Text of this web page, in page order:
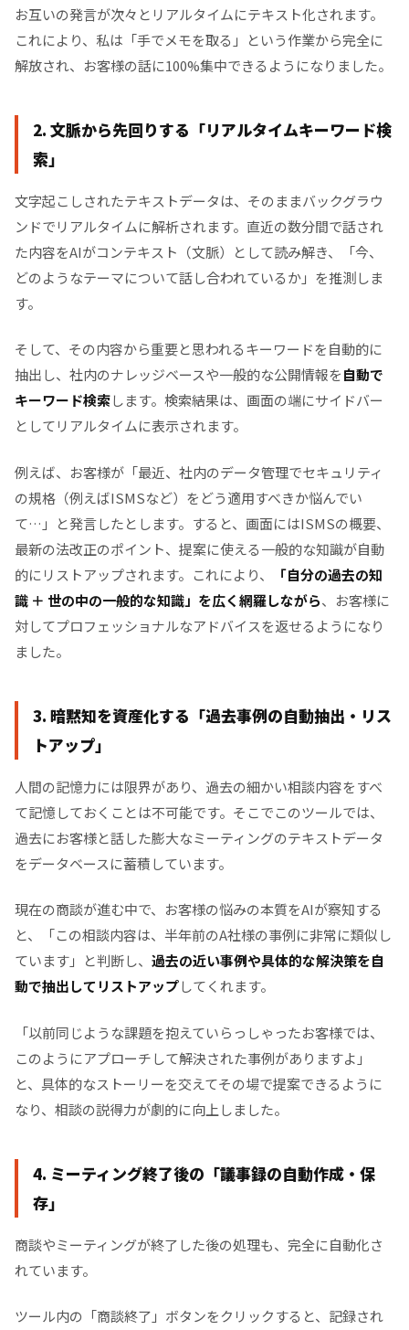
お互いの発言が次々とリアルタイムにテキスト化されます。
これにより、私は「手でメモを取る」という作業から完全に
解放され、お客様の話に100%集中できるようになりました。
2. 文脈から先回りする「リアルタイムキーワード検
索」
文字起こしされたテキストデータは、そのままバックグラウ
ンドでリアルタイムに解析されます。直近の数分間で話され
た内容をAIがコンテキスト（文脈）として読み解き、「今、
どのようなテーマについて話し合われているか」を推測しま
す。
そして、その内容から重要と思われるキーワードを自動的に
抽出し、社内のナレッジベースや一般的な公開情報を自動で
キーワード検索します。検索結果は、画面の端にサイドバー
としてリアルタイムに表示されます。
例えば、お客様が「最近、社内のデータ管理でセキュリティ
の規格（例えばISMSなど）をどう適用すべきか悩んでい
て…」と発言したとします。すると、画面にはISMSの概要、
最新の法改正のポイント、提案に使える一般的な知識が自動
的にリストアップされます。これにより、
「自分の過去の知
識 ＋ 世の中の一般的な知識」を広く網羅しながら、お客様に
対してプロフェッショナルなアドバイスを返せるようになり
ました。
3. 暗黙知を資産化する「過去事例の自動抽出・リス
トアップ」
人間の記憶力には限界があり、過去の細かい相談内容をすべ
て記憶しておくことは不可能です。そこでこのツールでは、
過去にお客様と話した膨大なミーティングのテキストデータ
をデータベースに蓄積しています。
現在の商談が進む中で、お客様の悩みの本質をAIが察知する
と、「この相談内容は、半年前のA社様の事例に非常に類似し
ています」と判断し、 過去の近い事例や具体的な解決策を自
動で抽出してリストアップしてくれます。
「以前同じような課題を抱えていらっしゃったお客様では、
このようにアプローチして解決された事例がありますよ」
と、具体的なストーリーを交えてその場で提案できるように
なり、相談の説得力が劇的に向上しました。
4. ミーティング終了後の「議事録の自動作成・保
存」
商談やミーティングが終了した後の処理も、完全に自動化さ
れています。
ツール内の「商談終了」ボタンをクリックすると、記録され